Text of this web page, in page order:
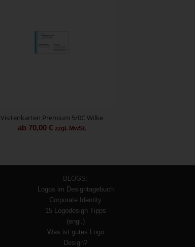
Visitenkarten Premium 5/0C Wilke
ab 70,00 € zzgl. MwSt.
BLOGS:
Logos im Designtagebuch
Corporate Identity
15 Logodesign Tipps
(engl.)
Was ist gutes Logo
Design?